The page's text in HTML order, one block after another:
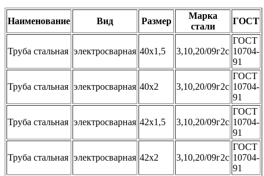
Наименование Вид Размер
Марка
стали
ГОСТ
Труба стальная электросварная 40х1,5 3,10,20/09г2с
ГОСТ
10704-
91
Труба стальная электросварная 40х2 3,10,20/09г2с
ГОСТ
10704-
91
Труба стальная электросварная 42х1,5 3,10,20/09г2с
ГОСТ
10704-
91
Труба стальная электросварная 42х2 3,10,20/09г2с
ГОСТ
10704-
91